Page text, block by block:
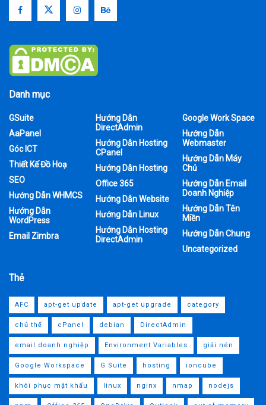
Danh mục
GSuite
AaPanel
Góc ICT
Thiết Kế Đồ Hoạ
SEO
Hướng Dẫn WHMCS
Hướng Dẫn
WordPress
Email Zimbra
Hướng Dẫn
DirectAdmin
Hướng Dẫn Hosting
CPanel
Hướng Dẫn Hosting
Office 365
Hướng Dẫn Website
Hướng Dẫn Linux
Hướng Dẫn Hosting
DirectAdmin
Google Work Space
Hướng Dẫn
Webmaster
Hướng Dẫn Máy
Chủ
Hướng Dẫn Email
Doanh Nghiệp
Hướng Dẫn Tên
Miền
Hướng Dẫn Chung
Uncategorized
Thẻ
AFC apt-get update apt-get upgrade category
chủ thể cPanel debian DirectAdmin
email doanh nghiệp Environment Variables giải nén
Google Workspace G Suite hosting ioncube
khôi phục mật khẩu linux nginx nmap nodejs